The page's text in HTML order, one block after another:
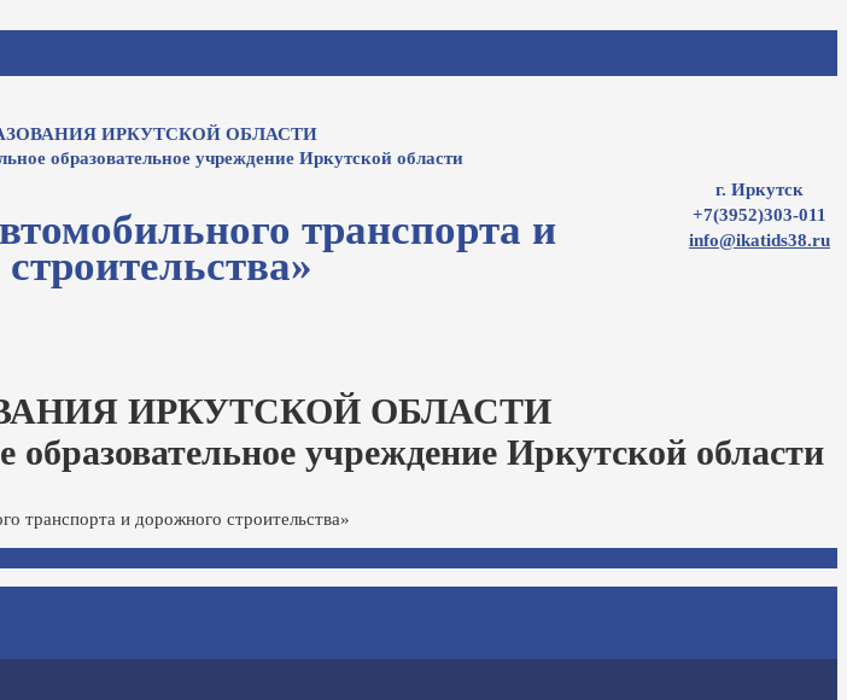
ИРКУТСКОЙ ОБЛАСТИ
образовательное учреждение Иркутской области
транспорта и
г. Иркутск
+7(3952)303-011
info@ikatids38.ru
ИРКУТСКОЙ ОБЛАСТИ
образовательное учреждение Иркутской области
транспорта и дорожного строительства»